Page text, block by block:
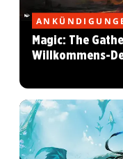
Magic: The
Willkommens-